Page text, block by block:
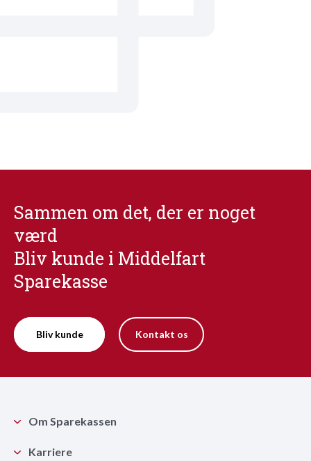
Sammen om det, der er noget
værd
Bliv kunde i Middelfart
Sparekasse
Bliv kunde Kontakt os
Om Sparekassen
Karriere